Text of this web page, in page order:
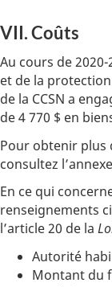
VII. Coûts
Au cours de
et de la
de la CCSN a
de 4 770 $ en
Pour obtenir plus
consultez
En ce qui
renseignements
l’article 20 de la
Autorité
Montant du